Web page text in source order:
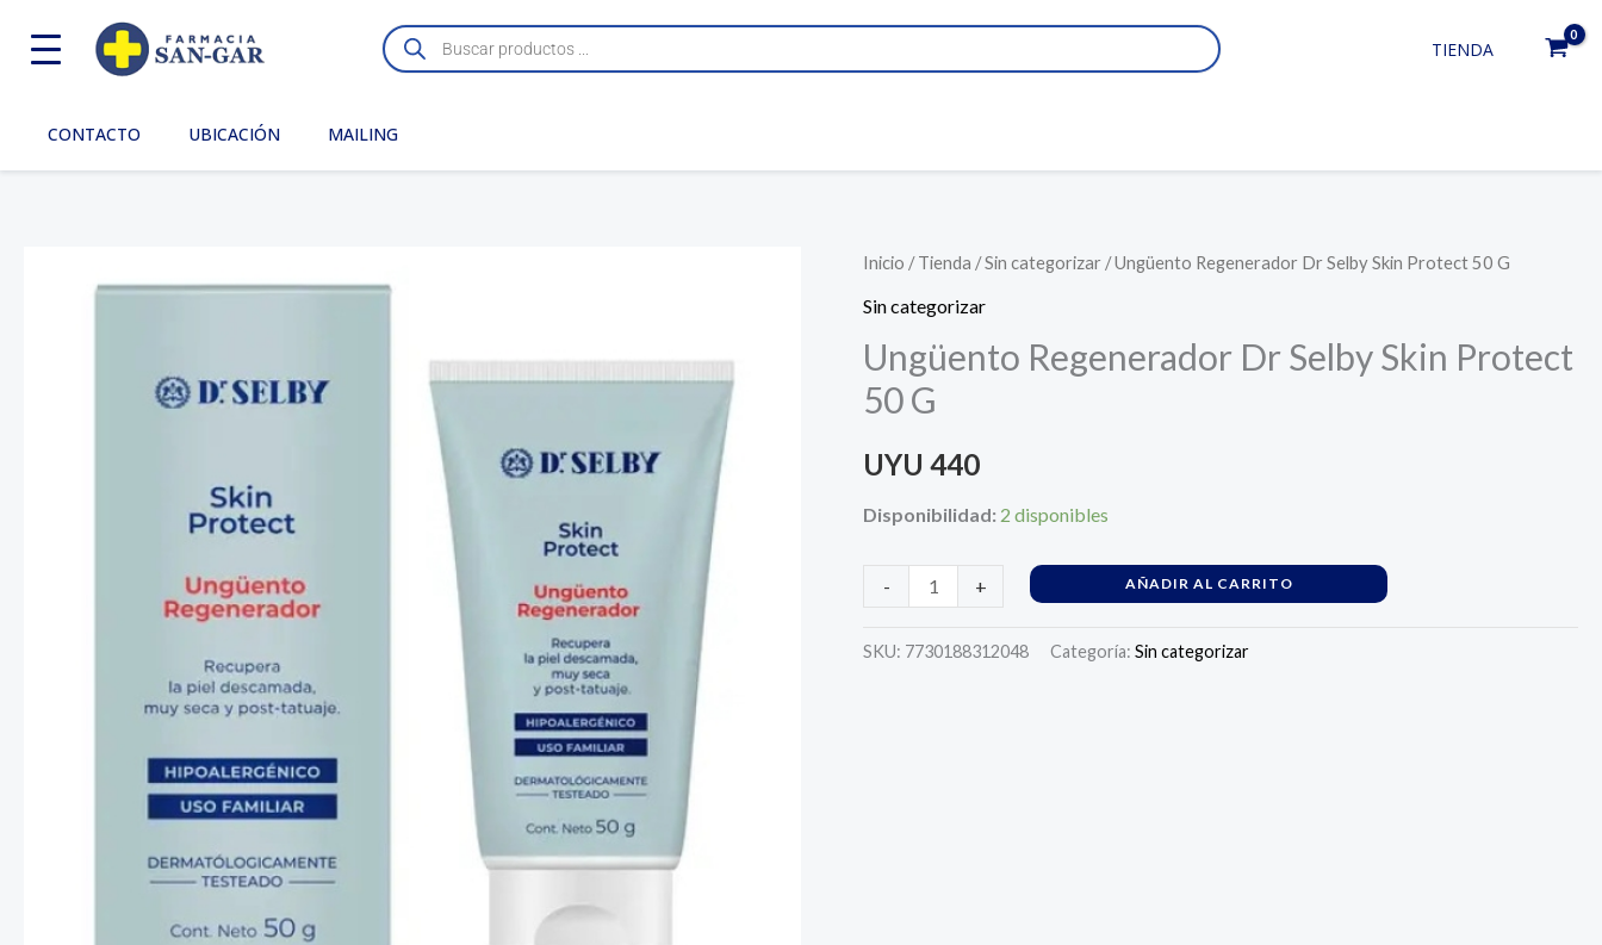
Búsqueda
de
productos
TIENDA
CONTACTO UBICACIÓN MAILING
Inicio /Tienda /Sin categorizar / Ungüento Regenerador Dr Selby Skin Protect 50 G
Sin categorizar
Ungüento Regenerador Dr Selby Skin Protect
50 G
UYU 440
Disponibilidad: 2 disponibles
-
Ungüento
Regenerador
Selby
Skin
50
G
+ AÑADIR AL CARRITO
SKU: 7730188312048 Categoría:Sin categorizar